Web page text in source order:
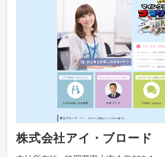
株式会社アイ・ブロード